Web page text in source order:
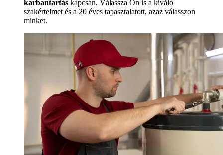
karbantartás kapcsán. Válassza Ön is a kiváló
szakértelmet és a 20 éves tapasztalatott, azaz válasszon
minket.